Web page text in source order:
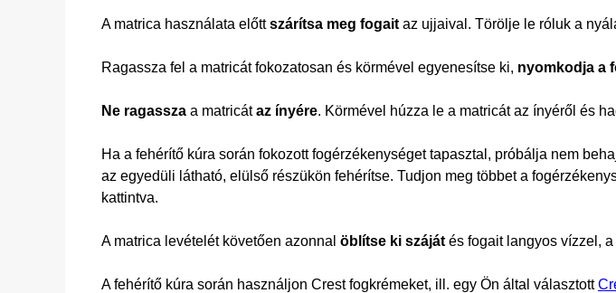
A matrica használata előttszárítsa meg fogait az ujjaival. Törölje le róluk a
Ragassza fel a matricát fokozatosan és körmével egyenesítse ki, nyomkodja a
Ne ragassza a matricátaz ínyére. Körmével húzza le a matricát az ínyéről és
Ha a fehérítő kúra során fokozott fogérzékenységet tapasztal, próbálja nem
az egyedüli látható, elülső részükön fehérítse. Tudjon meg többet a
kattintva.
A matrica levételét követően azonnal öblítse ki száját és fogait langyos vízzel,
A fehérítő kúra során használjon Crest fogkrémeket, ill. egy Ön által választott